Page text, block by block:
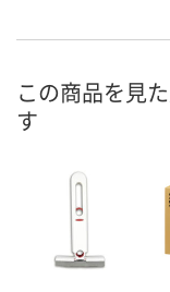
この商品を見
す